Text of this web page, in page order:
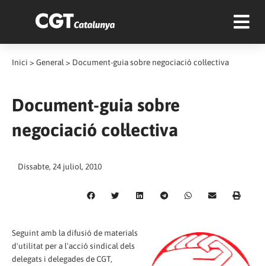
Inici > General > Document-guia sobre negociació col·lectiva
Document-guia sobre
negociació col·lectiva
Dissabte, 24 juliol, 2010
Seguint amb la difusió de materials
d'utilitat per a l'acció sindical dels
delegats i delegades de CGT,